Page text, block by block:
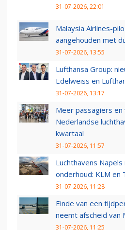
31-07-2026, 22:01
Malaysia Airlines-
aangehouden met
31-07-2026, 13:55
Lufthansa Group:
Edelweiss en
31-07-2026, 13:17
Meer passagiers en
Nederlandse
kwartaal
31-07-2026, 11:57
Luchthavens
onderhoud: KLM en
31-07-2026, 11:28
Einde van een
neemt afscheid van
31-07-2026, 11:25